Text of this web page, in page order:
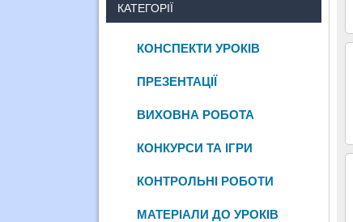
КАТЕГОРІЇ
КОНСПЕКТИ УРОКІВ
ПРЕЗЕНТАЦІЇ
ВИХОВНА РОБОТА
КОНКУРСИ ТА ІГРИ
КОНТРОЛЬНІ РОБОТИ
МАТЕРІАЛИ ДО УРОКІВ